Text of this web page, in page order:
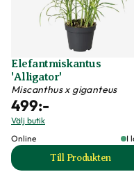
Elefantmiskantus
'Alligator'
Miscanthus x giganteus
499:-
Välj butik
Online
I
Till Produkten
till